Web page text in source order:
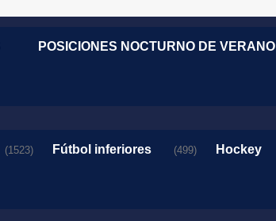
POSICIONES NOCTURNO DE VERANO
(1523) Fútbol inferiores (499) Hockey